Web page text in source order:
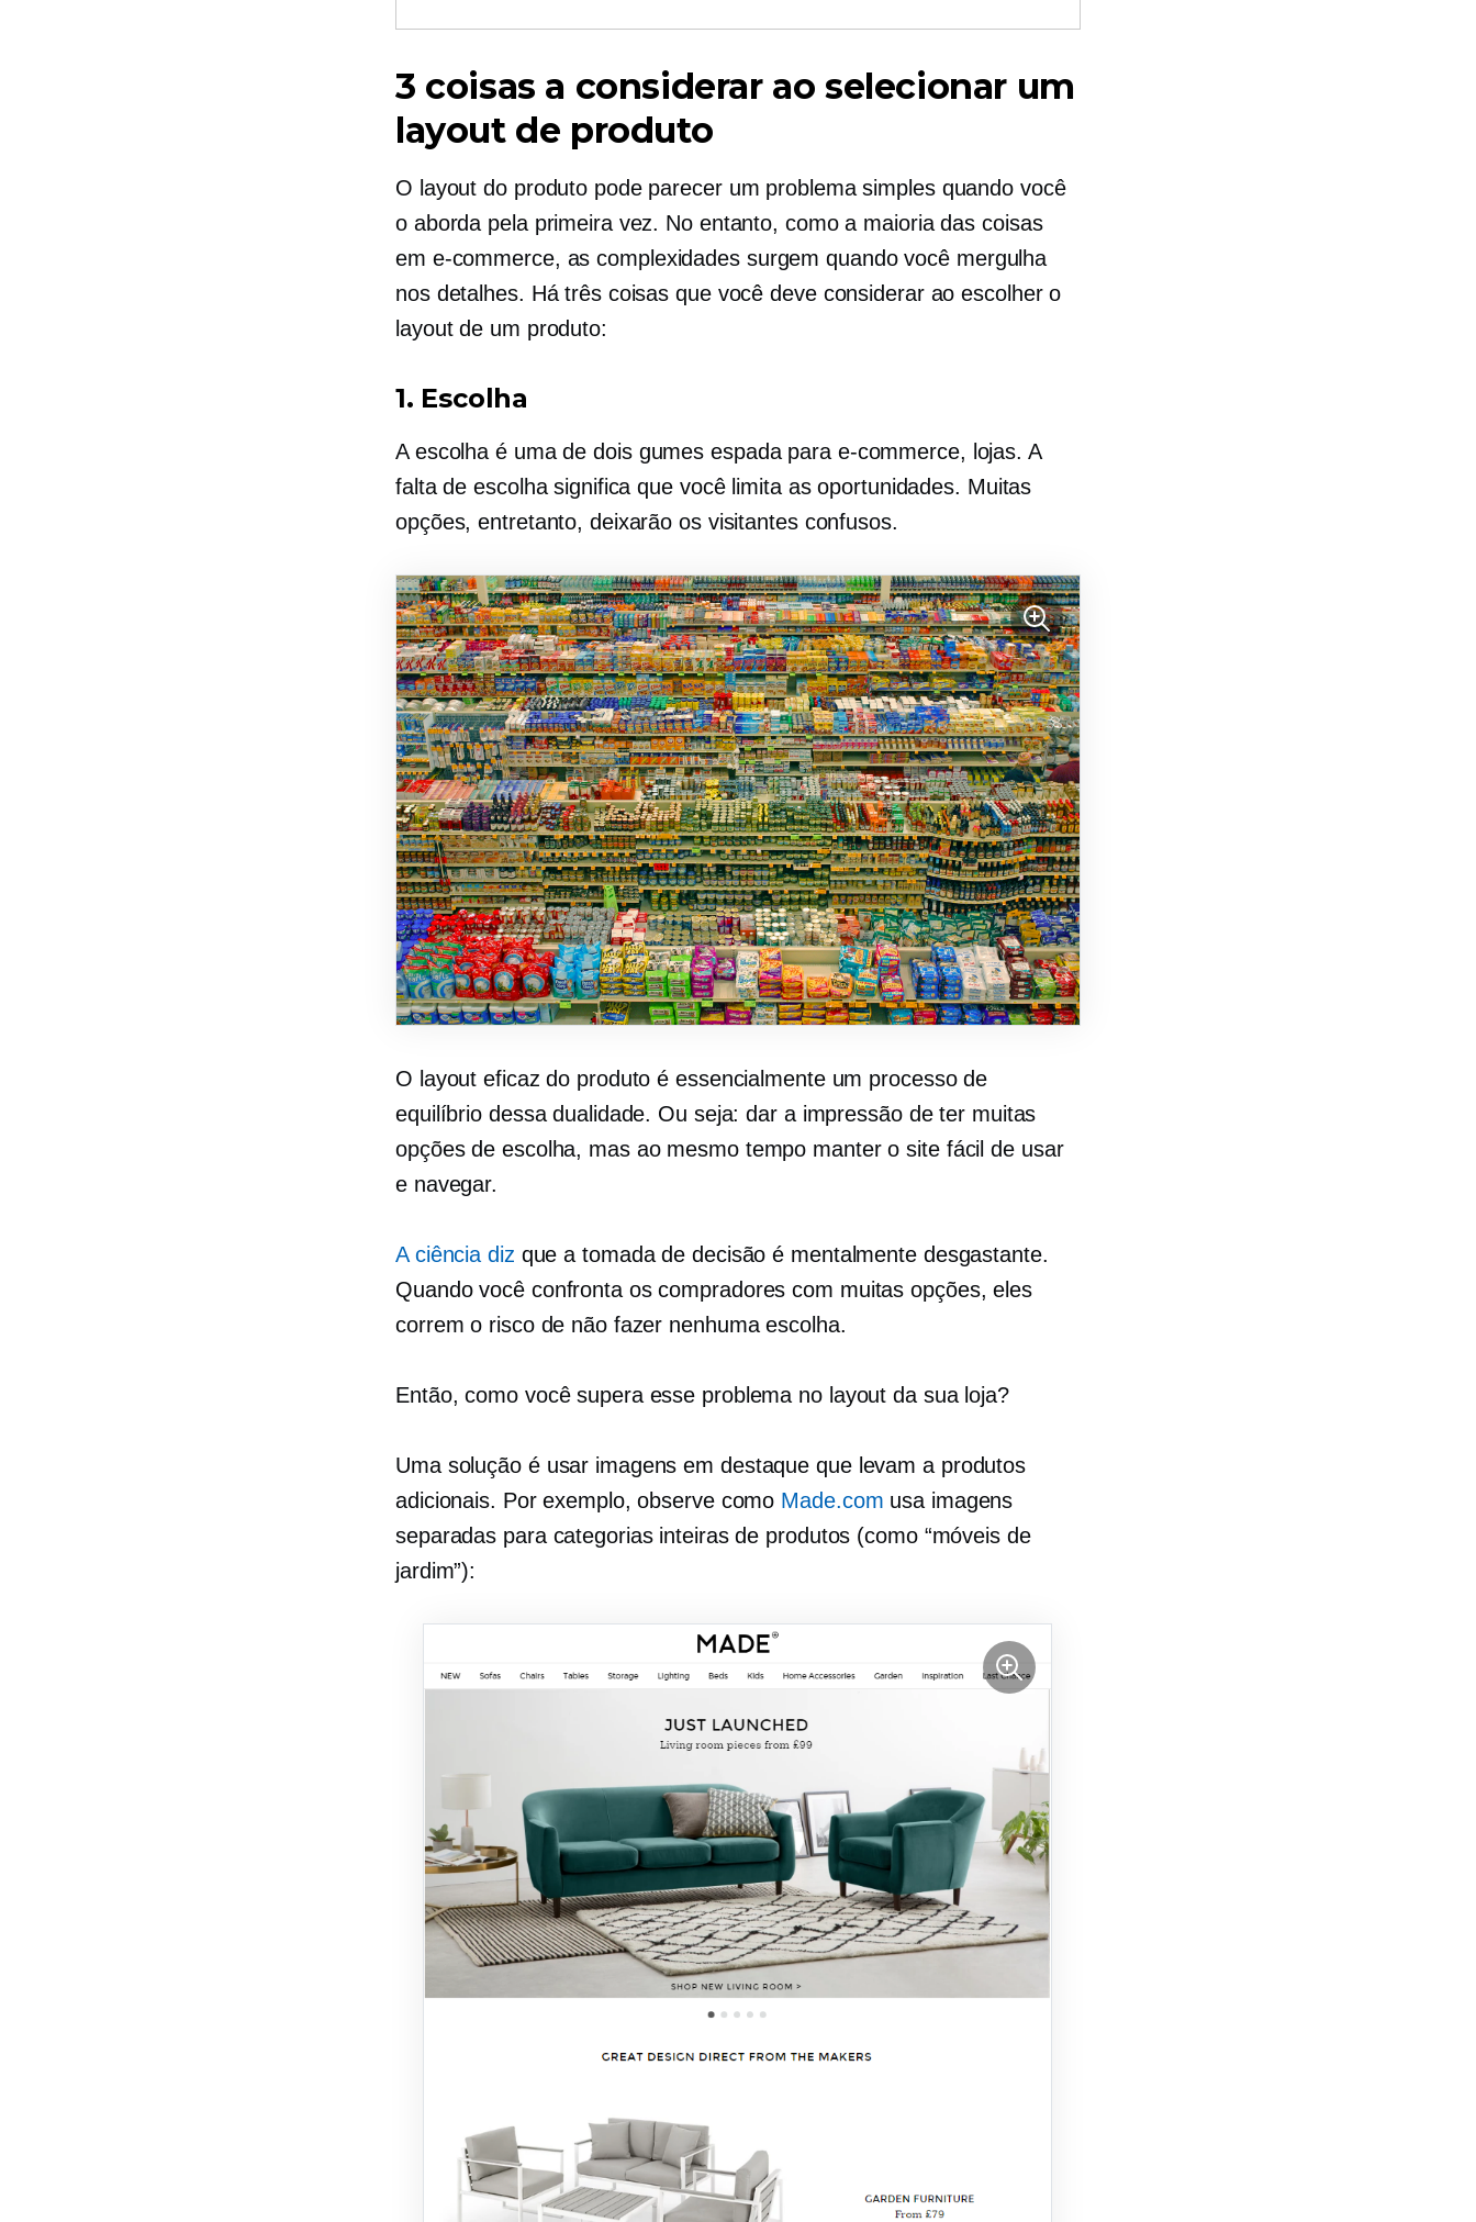
3 coisas a considerar ao selecionar um
layout de produto
O layout do produto pode parecer um problema simples quando você
o aborda pela primeira vez. No entanto, como a maioria das coisas
em e-commerce, as complexidades surgem quando você mergulha
nos detalhes. Há três coisas que você deve considerar ao escolher o
layout de um produto:
1. Escolha
A escolha é umade dois gumes espada para e-commerce, lojas. A
falta de escolha significa que você limita as oportunidades. Muitas
opções, entretanto, deixarão os visitantes confusos.
O layout eficaz do produto é essencialmente um processo de
equilíbrio dessa dualidade. Ou seja: dar a impressão de ter muitas
opções de escolha, mas ao mesmo tempo manter o site fácil de usar
e navegar.
A ciência diz que a tomada de decisão é mentalmente desgastante.
Quando você confronta os compradores com muitas opções, eles
correm o risco de não fazer nenhuma escolha.
Então, como você supera esse problema no layout da sua loja?
Uma solução é usar imagens em destaque que levam a produtos
adicionais. Por exemplo, observe como Made.com usa imagens
separadas para categorias inteiras de produtos (como “móveis de
jardim”):